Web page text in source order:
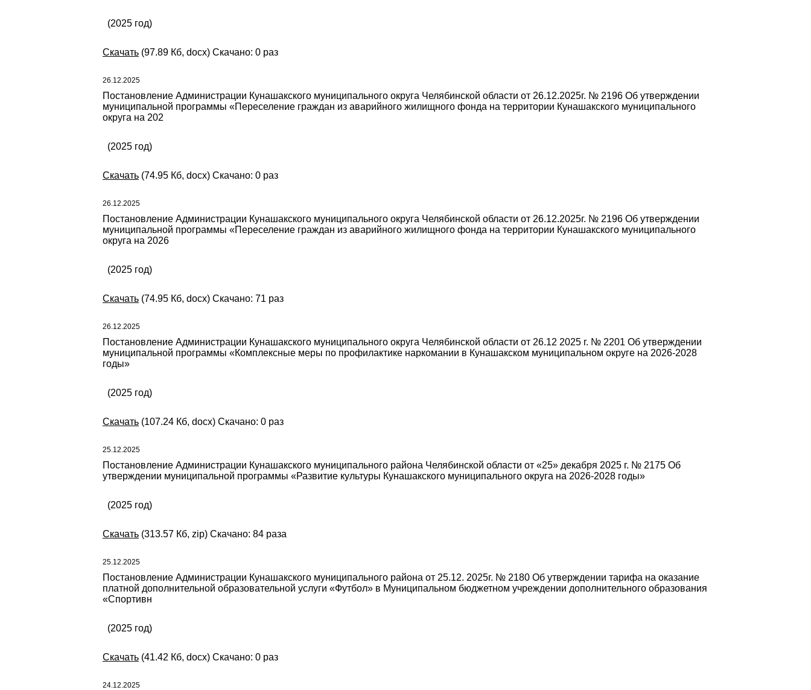
(2025 год)
Скачать (97.89 Кб, docx) Скачано: 0 раз
26.12.2025
Постановление Администрации Кунашакского муниципального округа Челябинской области от 26.12.2025г. № 2196 Об утверждении
муниципальной программы «Переселение граждан из аварийного жилищного фонда на территории Кунашакского муниципального
округа на 202
(2025 год)
Скачать (74.95 Кб, docx) Скачано: 0 раз
26.12.2025
Постановление Администрации Кунашакского муниципального округа Челябинской области от 26.12.2025г. № 2196 Об утверждении
муниципальной программы «Переселение граждан из аварийного жилищного фонда на территории Кунашакского муниципального
округа на 2026
(2025 год)
Скачать (74.95 Кб, docx) Скачано: 71 раз
26.12.2025
Постановление Администрации Кунашакского муниципального округа Челябинской области от 26.12 2025 г. № 2201 Об утверждении
муниципальной программы «Комплексные меры по профилактике наркомании в Кунашакском муниципальном округе на 2026-2028
годы»
(2025 год)
Скачать (107.24 Кб, docx) Скачано: 0 раз
25.12.2025
Постановление Администрации Кунашакского муниципального района Челябинской области от «25» декабря 2025 г. № 2175 Об
утверждении муниципальной программы «Развитие культуры Кунашакского муниципального округа на 2026-2028 годы»
(2025 год)
Скачать (313.57 Кб, zip) Скачано: 84 раза
25.12.2025
Постановление Администрации Кунашакского муниципального района от 25.12. 2025г. № 2180 Об утверждении тарифа на оказание
платной дополнительной образовательной услуги «Футбол» в Муниципальном бюджетном учреждении дополнительного образования
«Спортивн
(2025 год)
Скачать (41.42 Кб, docx) Скачано: 0 раз
24.12.2025